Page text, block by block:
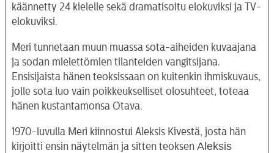
käännetty 24 kielelle sekä dramatisoitu elokuviksi ja TV-
elokuviksi.
Meri tunnetaan muun muassa sota-aiheiden kuvaajana
ja sodan mielettömien tilanteiden vangitsijana.
Ensisijaista hänen teoksissaan on kuitenkin ihmiskuvaus,
jolle sota luo vain poikkeukselliset olosuhteet, toteaa
hänen kustantamonsa Otava.
1970-luvulla Meri kiinnostui Aleksis Kivestä, josta hän
kirjoitti ensin näytelmän ja sitten teoksen Aleksis